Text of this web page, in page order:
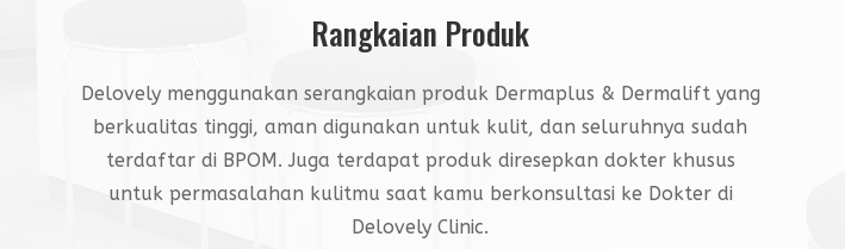
Rangkaian Produk
Delovely menggunakan serangkaian produk Dermaplus & Dermalift yang
berkualitas tinggi, aman digunakan untuk kulit, dan seluruhnya sudah
terdaftar di BPOM. Juga terdapat produk diresepkan dokter khusus
untuk permasalahan kulitmu saat kamu berkonsultasi ke Dokter di
Delovely Clinic.